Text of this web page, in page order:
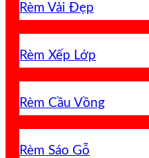
Rèm Vải Đẹp
Rèm Xếp Lớp
Rèm Cầu Vồng
Rèm Sáo Gỗ